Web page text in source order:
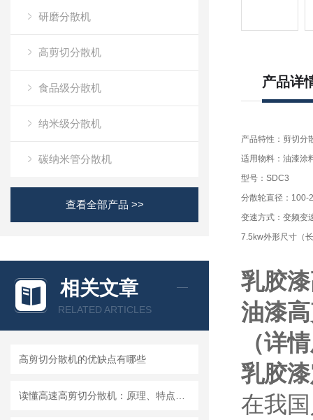
研磨分散机
高剪切分散机
食品级分散机
纳米级分散机
碳纳米管分散机
查看全部产品 >>
相关文章
RELATED ARTICLES
高剪切分散机的优缺点有哪些
产品详
产品特性：剪切分
适用物料：油漆涂
型号：SDC3
分散轮直径：100-
变速方式：变频变
7.5kw外形尺寸（
乳胶
油漆
（详
乳胶
在我